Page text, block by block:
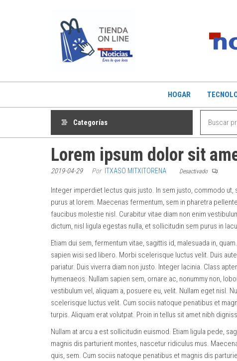
HOGAR
Categorías
Lorem ipsum dolor sit
2019-04-29 Por ITXASO MITXITORENA Desactivado
Integer imperdiet lectus quis justo. In sem justo, commodo
purus at lorem. Maecenas fermentum, sem in pharetra
faucibus molestie nisl. Curabitur vitae diam non enim
dictum, nisl ligula egestas nulla, et sollicitudin sem purus in
Etiam dui sem, fermentum vitae, sagittis id, malesuada in,
sapien wisi sed libero. Morbi scelerisque luctus velit. Duis
pariatur. Duis viverra diam non justo. Integer lacinia. Class
hymenaeos. Nullam sapien sem, ornare ac, nonummy non,
vestibulum vel, aliquam a, posuere eu, velit. Nullam eget nisl.
scelerisque luctus velit. Cum sociis natoque penatibus et
turpis. Aliquam erat volutpat. Proin in tellus sit amet nibh
Nullam at arcu a est sollicitudin euismod. Etiam ligula pede,
magnis dis parturient montes, nascetur ridiculus mus.
quis, sem. Cum sociis natoque penatibus et magnis dis